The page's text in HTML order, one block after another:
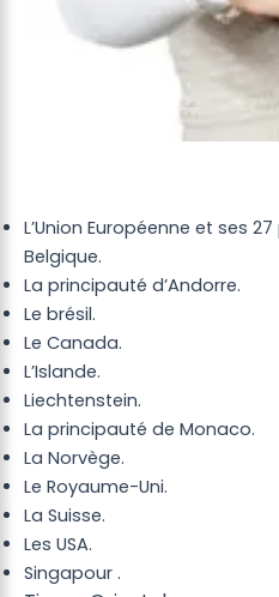
L’Union Européenne et ses
Belgique.
La principauté d’Andorre.
Le brésil.
Le Canada.
L’Islande.
Liechtenstein.
La principauté de Monaco.
La Norvège.
Le Royaume-Uni.
La Suisse.
Les USA.
Singapour .